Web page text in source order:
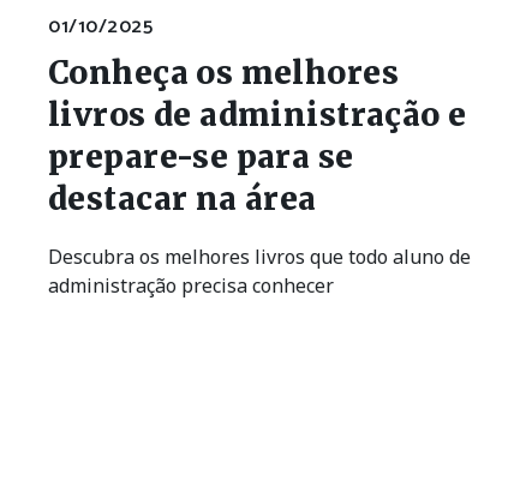
01/10/2025
Conheça os melhores
livros de administração e
prepare-se para se
destacar na área
Descubra os melhores livros que todo aluno de
administração precisa conhecer